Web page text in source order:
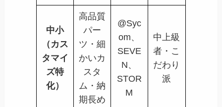
中小
（カス
タマイ
ズ特
化）
高品質
パー
ツ・細
かいカ
スタ
ム・納
期長め
@Syc
om、
SEVE
N、
STOR
M
中上級
者・こ
だわり
派